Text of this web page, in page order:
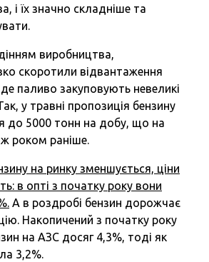
і їх значно складніше та
виробництва,
скоротили відвантаження
паливо закуповують невеликі
у травні пропозиція бензину
до 5000 тонн на добу, що на
роком раніше.
на ринку зменшується, ціни
в опті з початку року вони
А в роздробі бензин дорожчає
Накопичений з початку року
на АЗС досяг 4,3%, тоді як
3,2%.